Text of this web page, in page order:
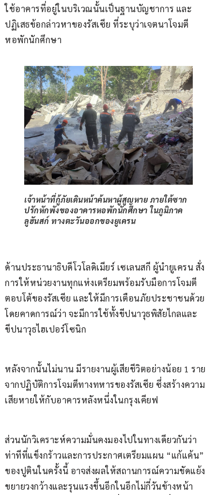
ใช้อาคารที่อยู่ในบริเวณนั้นเป็นฐานบัญชาการ และ
ปฏิเสธข้อกล่าวหาของรัสเซีย ที่ระบุว่าเจตนาโจมตี
หอพักนักศึกษา
เจ้าหน้าที่กู้ภัยเดินหน้าค้นหาผู้สูญหาย ภายใต้ซาก
ปรักหักพังของอาคารหอพักนักศึกษา ในภูมิภาค
ลูฮันสก์ ทางตะวันออกของยูเครน
ด้านประธานาธิบดีโวโลดิเมียร์ เซเลนสกี ผู้นำยูเครน สั่ง
การให้หน่วยงานทุกแห่งเตรียมพร้อมรับมือการโจมตี
ตอบโต้ของรัสเซีย และให้มีการเตือนภัยประชาชนด้วย
โดยคาดการณ์ว่า จะมีการใช้ทั้งขีปนาวุธพิสัยไกลและ
ขีปนาวุธไฮเปอร์โซนิก
หลังจากนั้นไม่นาน มีรายงานผู้เสียชีวิตอย่างน้อย 1 ราย
จากปฏิบัติการโจมตีทางทหารของรัสเซีย ซึ่งสร้างความ
เสียหายให้กับอาคารหลังหนึ่งในกรุงเคียฟ
ส่วนนักวิเคราะห์ความมั่นคงมองไปในทางเดียวกันว่า
ท่าทีที่แข็งกร้าวและการประกาศเตรียมแผน “แก้แค้น”
ของปูตินในครั้งนี้ อาจส่งผลให้สถานการณ์ความขัดแย้ง
ขยายวงกว้างและรุนแรงขึ้นอีกในอีกไม่กี่วันข้างหน้า